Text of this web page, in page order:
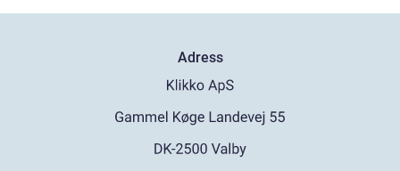
Adress